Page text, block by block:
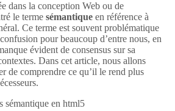
dans la conception Web ou de
le terme sémantique en référence à
Ce terme est souvent problématique
pour beaucoup d’entre nous, en
évident de consensus sur sa
Dans cet article, nous allons
de comprendre ce qu’il le rend plus
sémantique en html5